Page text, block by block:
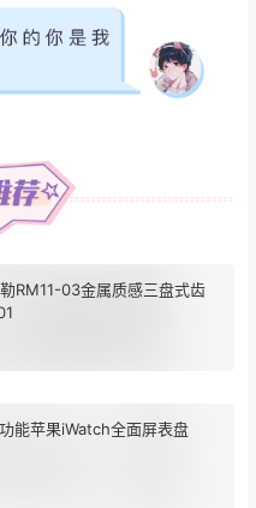
RM11-03金属质感三盘式齿
能苹果iWatch全面屏表盘